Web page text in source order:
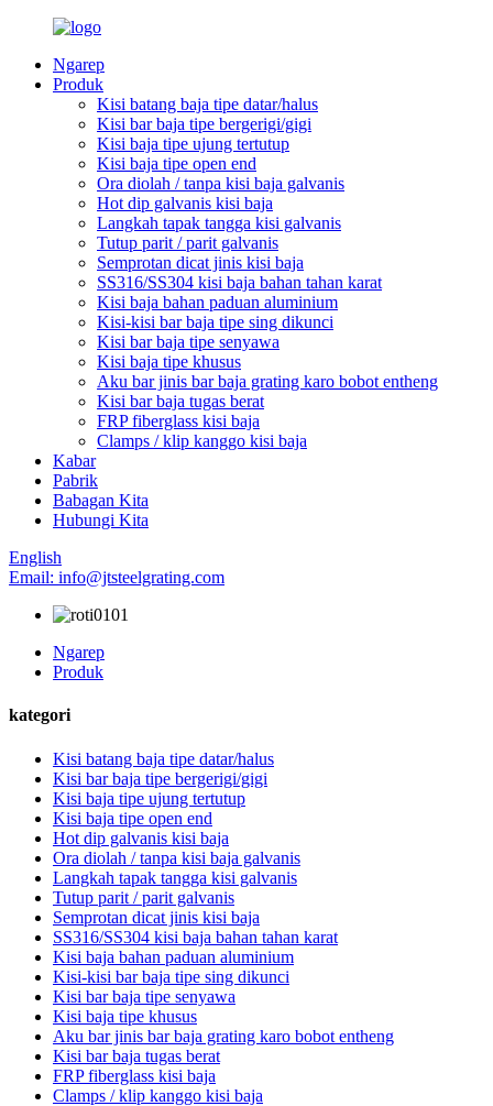
Ngarep
Produk
Kisi batang baja tipe datar/halus
Kisi bar baja tipe bergerigi/gigi
Kisi baja tipe ujung tertutup
Kisi baja tipe open end
Ora diolah / tanpa kisi baja galvanis
Hot dip galvanis kisi baja
Langkah tapak tangga kisi galvanis
Tutup parit / parit galvanis
Semprotan dicat jinis kisi baja
SS316/SS304 kisi baja bahan tahan karat
Kisi baja bahan paduan aluminium
Kisi-kisi bar baja tipe sing dikunci
Kisi bar baja tipe senyawa
Kisi baja tipe khusus
Aku bar jinis bar baja grating karo bobot entheng
Kisi bar baja tugas berat
FRP fiberglass kisi baja
Clamps / klip kanggo kisi baja
Kabar
Pabrik
Babagan Kita
Hubungi Kita
English
Email: info@jtsteelgrating.com
Ngarep
Produk
kategori
Kisi batang baja tipe datar/halus
Kisi bar baja tipe bergerigi/gigi
Kisi baja tipe ujung tertutup
Kisi baja tipe open end
Hot dip galvanis kisi baja
Ora diolah / tanpa kisi baja galvanis
Langkah tapak tangga kisi galvanis
Tutup parit / parit galvanis
Semprotan dicat jinis kisi baja
SS316/SS304 kisi baja bahan tahan karat
Kisi baja bahan paduan aluminium
Kisi-kisi bar baja tipe sing dikunci
Kisi bar baja tipe senyawa
Kisi baja tipe khusus
Aku bar jinis bar baja grating karo bobot entheng
Kisi bar baja tugas berat
FRP fiberglass kisi baja
Clamps / klip kanggo kisi baja